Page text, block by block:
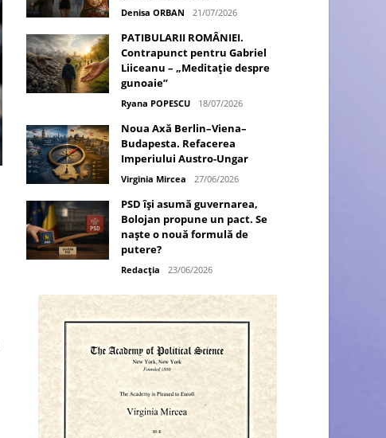
Denisa ORBAN 21/07/2026
PATIBULARII ROMÂNIEI.
Contrapunct pentru Gabriel
Liiceanu – „Meditație despre
gunoaie”
Ryana POPESCU 18/07/2026
Noua Axă Berlin–Viena–
Budapesta. Refacerea
Imperiului Austro-Ungar
Virginia Mircea 27/06/2026
PSD își asumă guvernarea,
Bolojan propune un pact. Se
naște o nouă formulă de
putere?
Redacția 23/06/2026